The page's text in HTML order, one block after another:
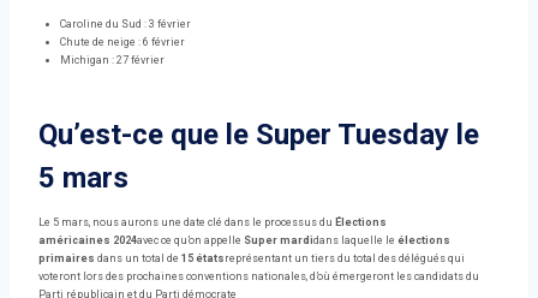
Caroline du Sud : 3 février
Chute de neige : 6 février
Michigan : 27 février
Qu’est-ce que le Super Tuesday le
5 mars
Le 5 mars, nous aurons une date clé dans le processus du Élections
américaines 2024avec ce qu’on appelle Super mardidans laquelle le élections
primaires dans un total de 15 états représentant un tiers du total des délégués qui
voteront lors des prochaines conventions nationales, d’où émergeront les candidats du
Parti républicain et du Parti démocrate